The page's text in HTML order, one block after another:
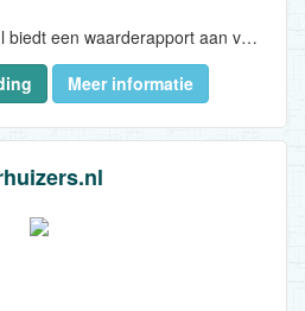
Watismijnwoningwaard.nl biedt een waarderapport aan voor mensen die een huis willen kopen of verkopen of die gewoonweg nieuwsgierig zijn. Hierbij wordt onderscheid gemaakt tussen een eenvoudige variant en een uitgebreide variant...
Meer informatie